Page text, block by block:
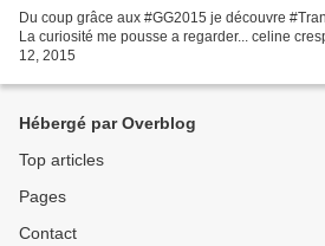
Du coup grâce aux #GG2015 je découvre
La curiosité me pousse a regarder... celine
12, 2015
Hébergé par Overblog
Top articles
Pages
Contact